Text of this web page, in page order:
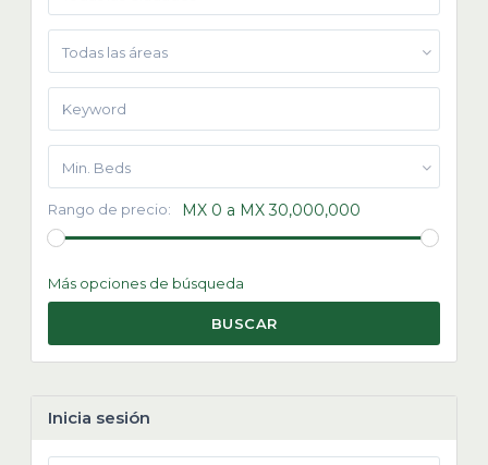
Todas las áreas
Min. Beds
Rango de precio: MX 0 a MX 30,000,000
Más opciones de búsqueda
BUSCAR
Inicia sesión